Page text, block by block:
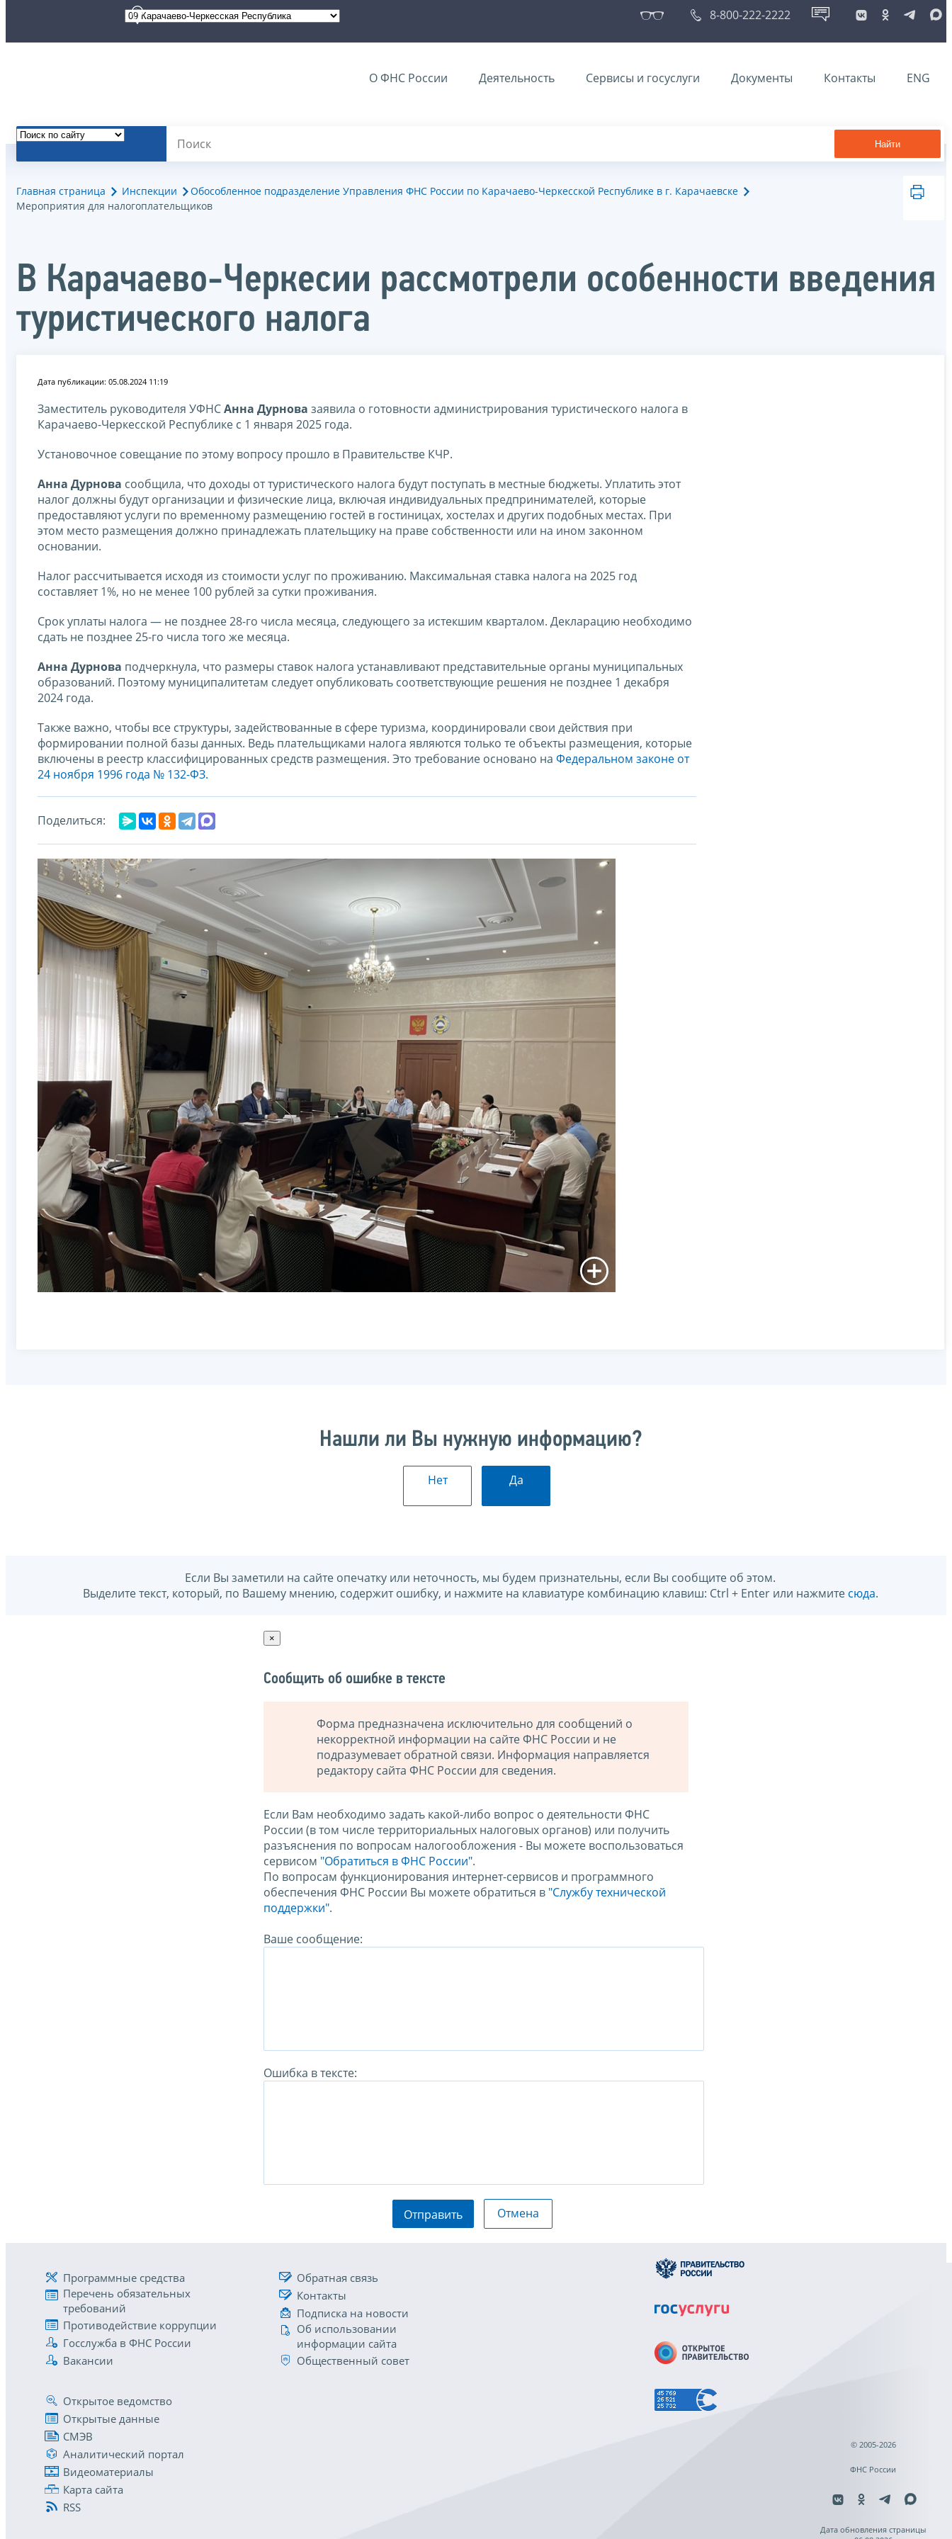
8-800-222-2222
О ФНС России Деятельность Сервисы и госуслуги Документы Контакты ENG
Найти
Главная страница Инспекции
Обособленное подразделение Управления ФНС России по Карачаево-Черкесской Республике в г. Карачаевске
Мероприятия для налогоплательщиков
В Карачаево-Черкесии рассмотрели особенности введения
туристического налога
Дата публикации: 05.08.2024 11:19
Заместитель руководителя УФНСАнна Дурнова заявила о готовности администрирования туристического налога в
Карачаево-Черкесской Республике с 1 января 2025 года.
Установочное совещание по этому вопросу прошло в Правительстве КЧР.
Анна Дурнова сообщила, что доходы от туристического налога будут поступать в местные бюджеты. Уплатить этот
налог должны будут организации и физические лица, включая индивидуальных предпринимателей, которые
предоставляют услуги по временному размещению гостей в гостиницах, хостелах и других подобных местах. При
этом место размещения должно принадлежать плательщику на праве собственности или на ином законном
основании.
Налог рассчитывается исходя из стоимости услуг по проживанию. Максимальная ставка налога на 2025 год
составляет 1%, но не менее 100 рублей за сутки проживания.
Срок уплаты налога — не позднее 28-го числа месяца, следующего за истекшим кварталом. Декларацию необходимо
сдать не позднее 25-го числа того же месяца.
Анна Дурнова подчеркнула, что размеры ставок налога устанавливают представительные органы муниципальных
образований. Поэтому муниципалитетам следует опубликовать соответствующие решения не позднее 1 декабря
2024 года.
Также важно, чтобы все структуры, задействованные в сфере туризма, координировали свои действия при
формировании полной базы данных. Ведь плательщиками налога являются только те объекты размещения, которые
включены в реестр классифицированных средств размещения. Это требование основано на Федеральном законе от
24 ноября 1996 года № 132-ФЗ.
Поделиться:
Нашли ли Вы нужную информацию?
Нет Да
Если Вы заметили на сайте опечатку или неточность, мы будем признательны, если Вы сообщите об этом.
Выделите текст, который, по Вашему мнению, содержит ошибку, и нажмите на клавиатуре комбинацию клавиш: Ctrl + Enter или нажмите сюда.
×
Сообщить об ошибке в тексте
Форма предназначена исключительно для сообщений о
некорректной информации на сайте ФНС России и не
подразумевает обратной связи. Информация направляется
редактору сайта ФНС России для сведения.
Если Вам необходимо задать какой-либо вопрос о деятельности ФНС
России (в том числе территориальных налоговых органов) или получить
разъяснения по вопросам налогообложения - Вы можете воспользоваться
сервисом "Обратиться в ФНС России".
По вопросам функционирования интернет-сервисов и программного
обеспечения ФНС России Вы можете обратиться в "Службу технической
поддержки".
Ваше сообщение:
Ошибка в тексте:
Отправить Отмена
Программные средства
Перечень обязательных
требований
Противодействие коррупции
Госслужба в ФНС России
Вакансии
Обратная связь
Контакты
Подписка на новости
Об использовании
информации сайта
Общественный совет
Открытое ведомство
Открытые данные
СМЭВ
Аналитический портал
Видеоматериалы
Карта сайта
RSS
© 2005-2026
ФНС России
Дата обновления страницы